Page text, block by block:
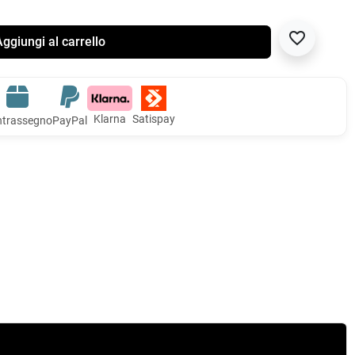
al carrello favorite_border
PayPal Klarna Satispay